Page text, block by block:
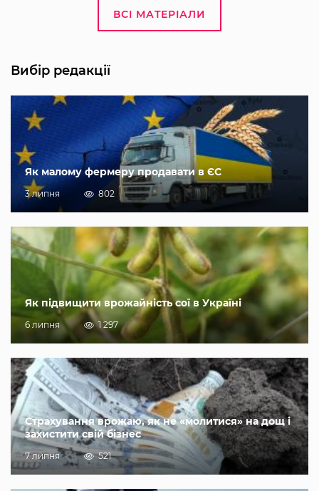
ВСІ МАТЕРІАЛИ
Вибір редакції
Як малому фермеру продавати в ЄС
3 липня 802
Як підвищити врожайність сої в Україні
6 липня 1 297
Страхування врожаю, як не «молитися» на дощ і
захистити свій бізнес
7 липня 521